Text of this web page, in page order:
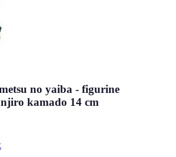
no yaiba - figurine
kamado 14 cm